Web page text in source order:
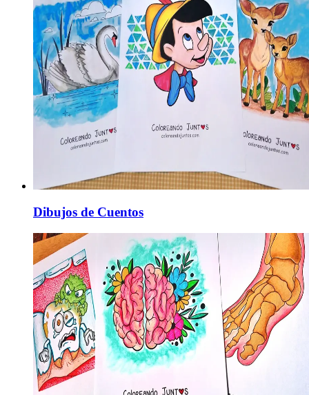
Dibujos de Cuentos